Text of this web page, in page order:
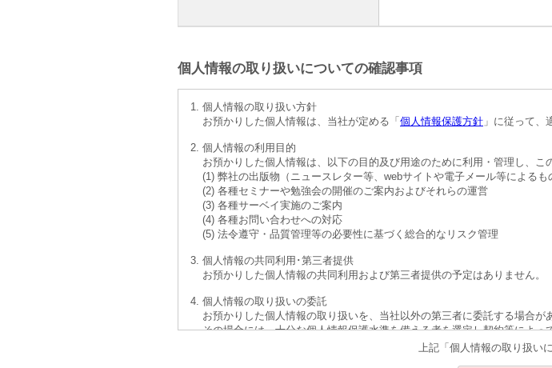
個人情報の取り扱いについての確認事項
個人情報の取り扱い方針
お預かりした個人情報は、当社が定める「 個人情報保護方針 」に従って、
個人情報の利用目的
お預かりした個人情報は、以下の目的及び用途のために利用・管理し、こ
(1) 弊社の出版物（ニュースレター等、webサイトや電子メール等による
(2) 各種セミナーや勉強会の開催のご案内およびそれらの運営
(3) 各種サーベイ実施のご案内
(4) 各種お問い合わせへの対応
(5) 法令遵守・品質管理等の必要性に基づく総合的なリスク管理
個人情報の共同利用･第三者提供
お預かりした個人情報の共同利用および第三者提供の予定はありません。
個人情報の取り扱いの委託
お預かりした個人情報の取り扱いを、当社以外の第三者に委託する場合が
その場合には、十分な個人情報保護水準を備える者を選定し契約等によ
上記「個人情報の取り扱い